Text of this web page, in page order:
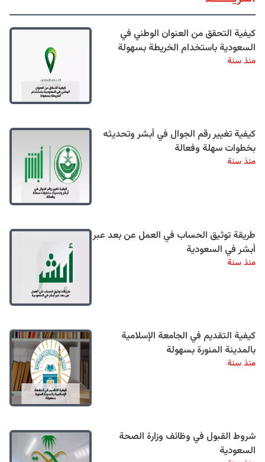
كيفية التحقق من العنوان الوطني في
السعودية باستخدام الخريطة بسهولة
منذ سنة
كيفية تغيير رقم الجوال في أبشر وتحديثه
بخطوات سهلة وفعالة
منذ سنة
طريقة توثيق الحساب في العمل عن بعد عبر
أبشر في السعودية
منذ سنة
كيفية التقديم في الجامعة الإسلامية
بالمدينة المنورة بسهولة
منذ سنة
شروط القبول في وظائف وزارة الصحة
السعودية